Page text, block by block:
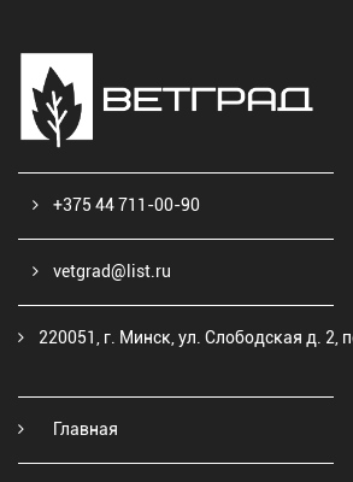
+375 44 711-00-90
vetgrad@list.ru
220051, г. Минск, ул. Слободская д. 2,
Главная